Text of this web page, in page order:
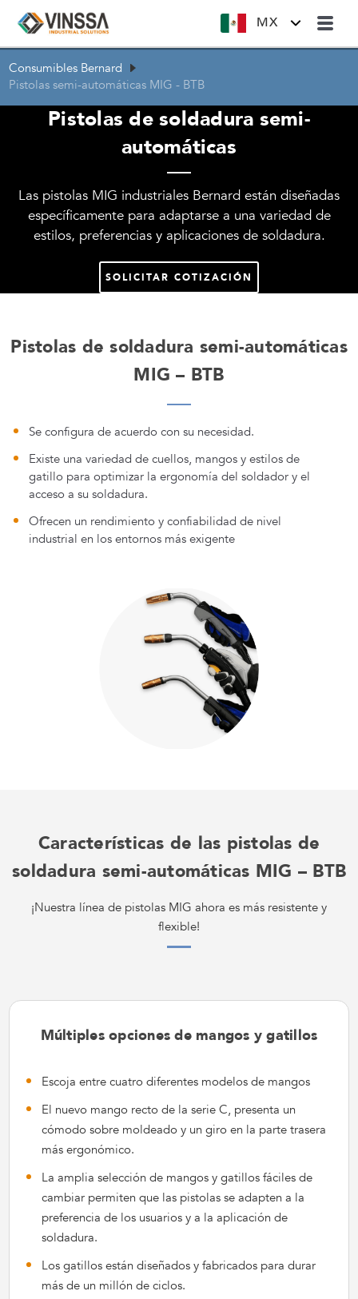
MX
Consumibles Bernard
Pistolas semi-automáticas MIG - BTB
Pistolas de soldadura semi-
automáticas
Las pistolas MIG industriales Bernard están diseñadas
específicamente para adaptarse a una variedad de
estilos, preferencias y aplicaciones de soldadura.
SOLICITAR COTIZACIÓN
Pistolas de soldadura semi-automáticas
MIG – BTB
Se configura de acuerdo con su necesidad.
Existe una variedad de cuellos, mangos y estilos de
gatillo para optimizar la ergonomía del soldador y el
acceso a su soldadura.
Ofrecen un rendimiento y confiabilidad de nivel
industrial en los entornos más exigente
Características de las pistolas de
soldadura semi-automáticas MIG – BTB
¡Nuestra línea de pistolas MIG ahora es más resistente y
flexible!
Múltiples opciones de mangos y gatillos
Escoja entre cuatro diferentes modelos de mangos
El nuevo mango recto de la serie C, presenta un
cómodo sobre moldeado y un giro en la parte trasera
más ergonómico.
La amplia selección de mangos y gatillos fáciles de
cambiar permiten que las pistolas se adapten a la
preferencia de los usuarios y a la aplicación de
soldadura.
Los gatillos están diseñados y fabricados para durar
más de un millón de ciclos.